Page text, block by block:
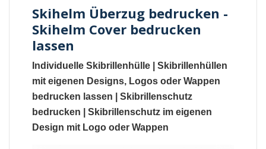
Skihelm Überzug bedrucken -
Skihelm Cover bedrucken
lassen
Individuelle Skibrillenhülle |Skibrillenhüllen
mit eigenen Designs, Logos oder Wappen
bedrucken lassen |Skibrillenschutz
bedrucken |Skibrillenschutz im eigenen
Design mit Logo oder Wappen